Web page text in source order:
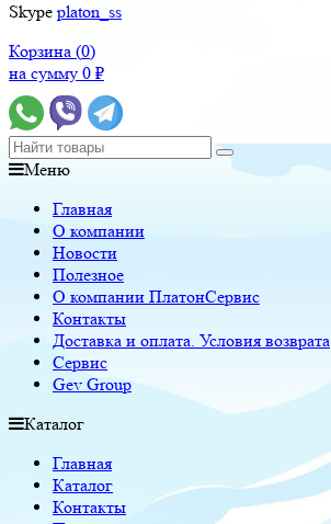
Skype platon_ss
Корзина (0)
на сумму 0 ₽
Меню
Главная
О компании
Новости
Полезное
О компании ПлатонСервис
Контакты
Доставка и оплата. Условия возврата
Сервис
Gev Group
Каталог
Главная
Каталог
Контакты